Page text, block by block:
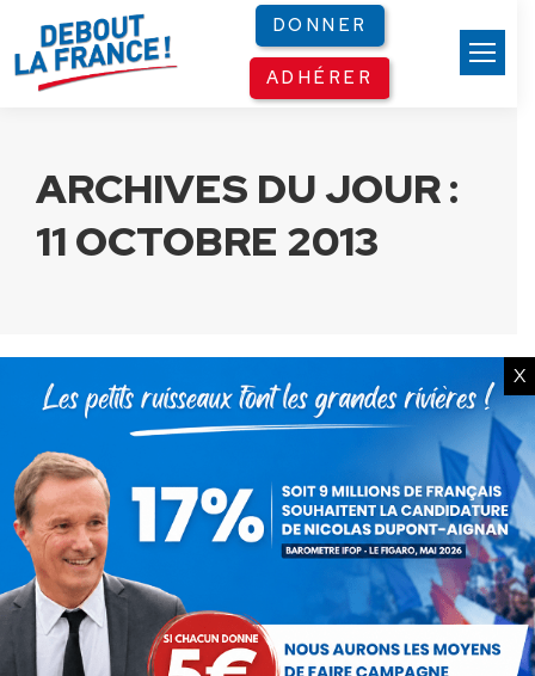
DONNER
ADHÉRER
ARCHIVES DU JOUR :
11 OCTOBRE 2013
X
Panneau de gestion des cookies